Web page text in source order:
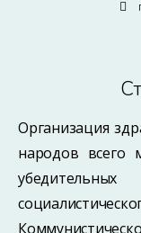
Организация
народов всего